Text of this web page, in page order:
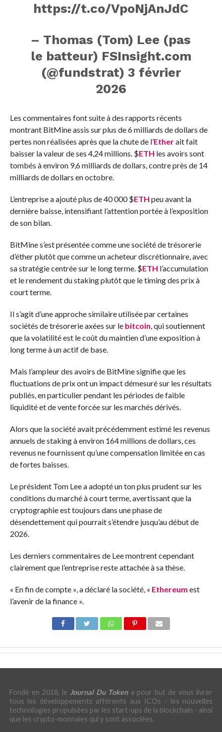
https://t.co/VpoNjAnJdC
– Thomas (Tom) Lee (pas
le batteur) FSInsight.com
(@fundstrat) 3 février
2026
Les commentaires font suite à des rapports récents
montrant BitMine assis sur plus de 6 milliards de dollars de
pertes non réalisées après que la chute de l’Etherait fait
baisser la valeur de ses 4,24 millions. $ETH les avoirs sont
tombés à environ 9,6 milliards de dollars, contre près de 14
milliards de dollars en octobre.
L’entreprise a ajouté plus de 40 000$ETH peu avant la
dernière baisse, intensifiant l’attention portée à l’exposition
de son bilan.
BitMine s’est présentée comme une société de trésorerie
d’éther plutôt que comme un acheteur discrétionnaire, avec
sa stratégie centrée sur le long terme. $ETH l’accumulation
et le rendement du staking plutôt que le timing des prix à
court terme.
Il s’agit d’une approche similaire utilisée par certaines
sociétés de trésorerie axées sur le bitcoin, qui soutiennent
que la volatilité est le coût du maintien d’une exposition à
long terme à un actif de base.
Mais l’ampleur des avoirs de BitMine signifie que les
fluctuations de prix ont un impact démesuré sur les résultats
publiés, en particulier pendant les périodes de faible
liquidité et de vente forcée sur les marchés dérivés.
Alors que la société avait précédemment estimé les revenus
annuels de staking à environ 164 millions de dollars, ces
revenus ne fournissent qu’une compensation limitée en cas
de fortes baisses.
Le président Tom Lee a adopté un ton plus prudent sur les
conditions du marché à court terme, avertissant que la
cryptographie est toujours dans une phase de
désendettement qui pourrait s’étendre jusqu’au début de
2026.
Les derniers commentaires de Lee montrent cependant
clairement que l’entreprise reste attachée à sa thèse.
« En fin de compte », a déclaré la société, « Ethereum est
l’avenir de la finance ».
Fondé en 2018, le Journal Du Tokena pour but de vous livrer
tous les développements afférents aux ICOs - les nouvelles
technologies propulsées par les start-ups de la blockchain - ainsi
que les crypto-monnaies qui y sont associées.